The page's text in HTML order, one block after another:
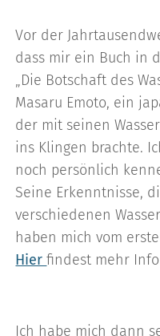
Vor der
dass mir ein Buch in
„Die Botschaft des
Masaru Emoto, ein
der mit seinen
ins Klingen brachte.
noch persönlich
Seine Erkenntnisse,
verschiedenen
haben mich vom
Hierfindest mehr
Ich habe mich dann